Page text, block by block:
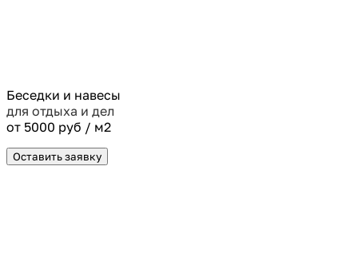
Беседки и навесы
для отдыха и дел
от 5000 руб / м2
Оставить заявку